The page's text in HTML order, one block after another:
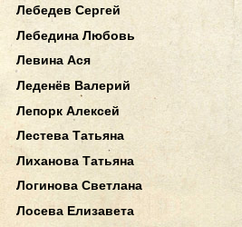
Лебедев Сергей
Лебедина Любовь
Левина Ася
Леденёв Валерий
Лепорк Алексей
Лестева Татьяна
Лиханова Татьяна
Логинова Светлана
Лосева Елизавета